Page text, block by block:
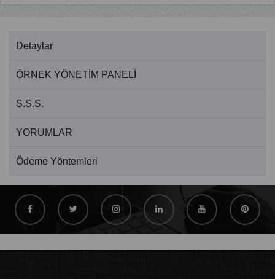
Detaylar
ÖRNEK YÖNETİM PANELİ
S.S.S.
YORUMLAR
Ödeme Yöntemleri